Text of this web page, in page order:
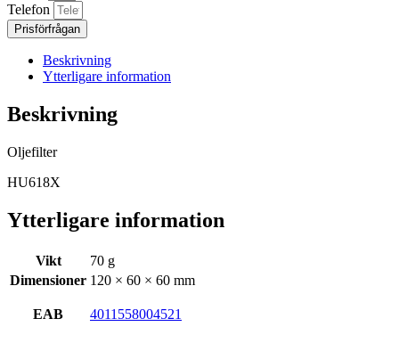
Telefon
Prisförfrågan
Beskrivning
Ytterligare information
Beskrivning
Oljefilter
HU618X
Ytterligare information
Vikt
70 g
Dimensioner 120 × 60 × 60 mm
EAB 4011558004521